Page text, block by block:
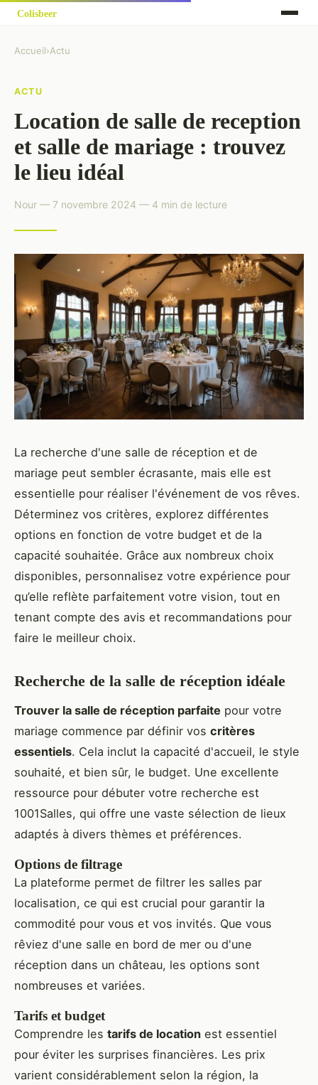
Accueil›Actu
ACTU
Location de salle de reception
et salle de mariage : trouvez
le lieu idéal
Nour — 7 novembre 2024 — 4 min de lecture
La recherche d'une salle de réception et de
mariage peut sembler écrasante, mais elle est
essentielle pour réaliser l'événement de vos rêves.
Déterminez vos critères, explorez différentes
options en fonction de votre budget et de la
capacité souhaitée. Grâce aux nombreux choix
disponibles, personnalisez votre expérience pour
qu’elle reflète parfaitement votre vision, tout en
tenant compte des avis et recommandations pour
faire le meilleur choix.
Recherche de la salle de réception idéale
Trouver la salle de réception parfaite pour votre
mariage commence par définir vos critères
essentiels. Cela inclut la capacité d'accueil, le style
souhaité, et bien sûr, le budget. Une excellente
ressource pour débuter votre recherche est
1001Salles, qui offre une vaste sélection de lieux
adaptés à divers thèmes et préférences.
Options de filtrage
La plateforme permet de filtrer les salles par
localisation, ce qui est crucial pour garantir la
commodité pour vous et vos invités. Que vous
rêviez d'une salle en bord de mer ou d'une
réception dans un château, les options sont
nombreuses et variées.
Tarifs et budget
Comprendre les tarifs de location est essentiel
pour éviter les surprises financières. Les prix
varient considérablement selon la région, la